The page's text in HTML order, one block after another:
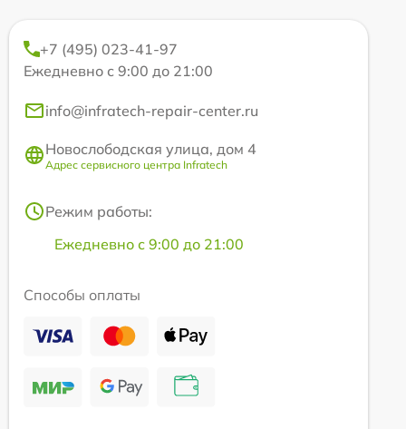
+7 (495) 023-41-97
Ежедневно с 9:00 до 21:00
info@infratech-repair-center.ru
Новослободская улица, дом 4
Адрес сервисного центра Infratech
Режим работы:
Ежедневно с 9:00 до 21:00
Способы оплаты